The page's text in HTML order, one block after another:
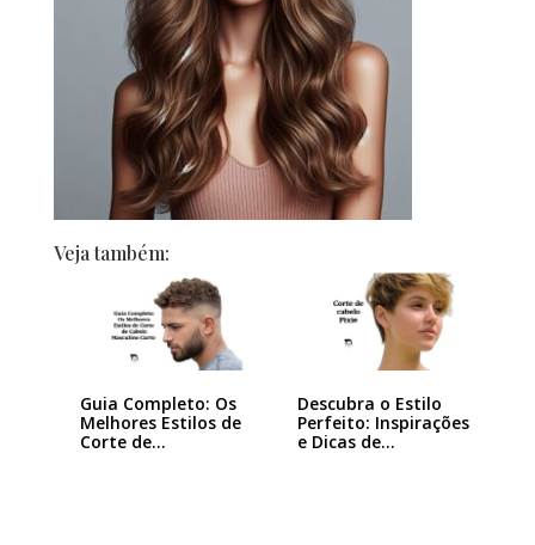
Veja também:
Guia Completo: Os
Melhores Estilos de
Corte de…
Descubra o Estilo
Perfeito: Inspirações
e Dicas de…